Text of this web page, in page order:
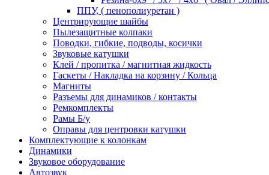
ППУ, ( пенополиуретан )
Центрирующие шайбы
Пылезащитные колпаки
Поводки, гибкие, подводы, косички
Звуковые катушки
Клей / пропитка / магнитная жидкость
Гаскеты / Накладка на корзину / Кольца
Магниты
Разъемы для динамиков / контакты
Ремкомплекты
Рамы Б/у
Оправы для центровки катушки
Комплектующие к колонкам
Динамики
Звуковое оборудование
Автозвук